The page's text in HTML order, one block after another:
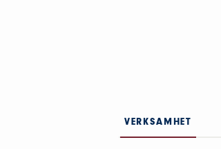
VERKSAMHET